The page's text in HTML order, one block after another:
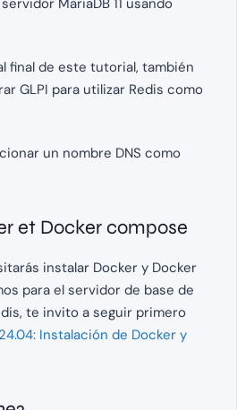
MariaDB 11 usando
final de este tutorial, también
GLPI para utilizar Redis como
un nombre DNS como
et Docker compose
instalar Docker y Docker
para el servidor de base de
te invito a seguir primero
Instalación de Docker y